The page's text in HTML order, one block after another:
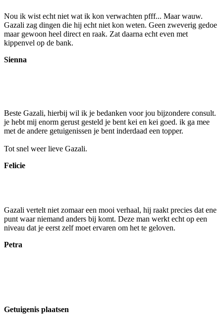
Nou ik wist echt niet wat ik kon verwachten pfff... Maar wauw.
Gazali zag dingen die hij echt niet kon weten. Geen zweverig gedoe
maar gewoon heel direct en raak. Zat daarna echt even met
kippenvel op de bank.
Sienna
Beste Gazali, hierbij wil ik je bedanken voor jou bijzondere consult.
je hebt mij enorm gerust gesteld je bent kei en kei goed. ik ga mee
met de andere getuigenissen je bent inderdaad een topper.
Tot snel weer lieve Gazali.
Felicie
Gazali vertelt niet zomaar een mooi verhaal, hij raakt precies dat ene
punt waar niemand anders bij komt. Deze man werkt echt op een
niveau dat je eerst zelf moet ervaren om het te geloven.
Petra
Getuigenis plaatsen